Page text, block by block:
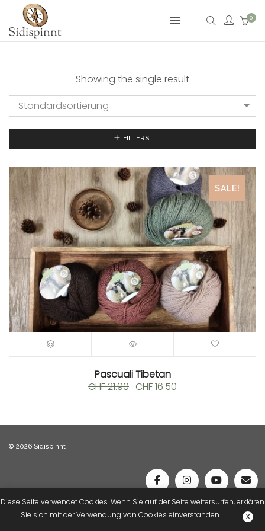
Diese Seite verwendet Cookies. Wenn Sie auf der Seite weitersurfen, erklären
Sie sich mit der Verwendung von Cookies einverstanden.
0
Showing the single result
Standardsortierung
FILTERS
SALE!
Pascuali Tibetan
CHF21.90 Ursprünglicher
CHF 21.90
CHF16.50
CHF 16.50.
© 2026 Sidispinnt